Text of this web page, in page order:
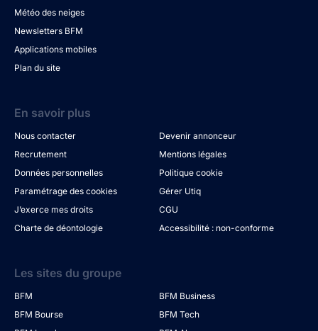
Météo des neiges
Newsletters BFM
Applications mobiles
Plan du site
En savoir plus
Nous contacter
Devenir annonceur
Recrutement
Mentions légales
Données personnelles
Politique cookie
Paramétrage des cookies
Gérer Utiq
J’exerce mes droits
CGU
Charte de déontologie
Accessibilité : non-conforme
Les sites du groupe
BFM
BFM Business
BFM Bourse
BFM Tech